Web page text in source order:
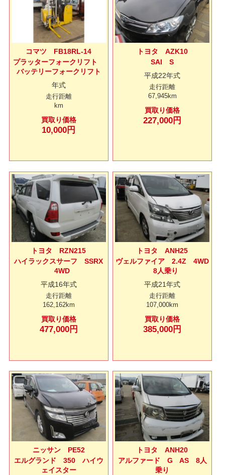
コマツ FB18RL-14
プラッターフォークリフト
バッテリーフォークリフト
年式
走行距離
km
買取り価格
10,000円
トヨタ AZK10
SAI S
平成22年式
走行距離
67,945km
買取り価格
227,000円
トヨタ RZN215
ハイラックスサーフ SSRX
4WD
平成16年式
走行距離
162,162km
買取り価格
477,000円
トヨタ ANH25
ヴェルファイア 2.4Z 4WD
8人乗り
平成21年式
走行距離
107,000km
買取り価格
385,000円
ニッサン PE52
エルグランド 350 ハイウ
ェイスター
トヨタ ANH20
アルファード G AS 8人
乗り